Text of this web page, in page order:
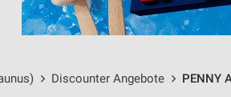
Discounter Angebote PENNY